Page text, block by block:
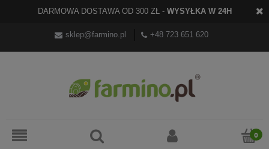
DARMOWA DOSTAWA OD 300 ZŁ - WYSYŁKA W 24H
sklep@farmino.pl +48 723 651 620